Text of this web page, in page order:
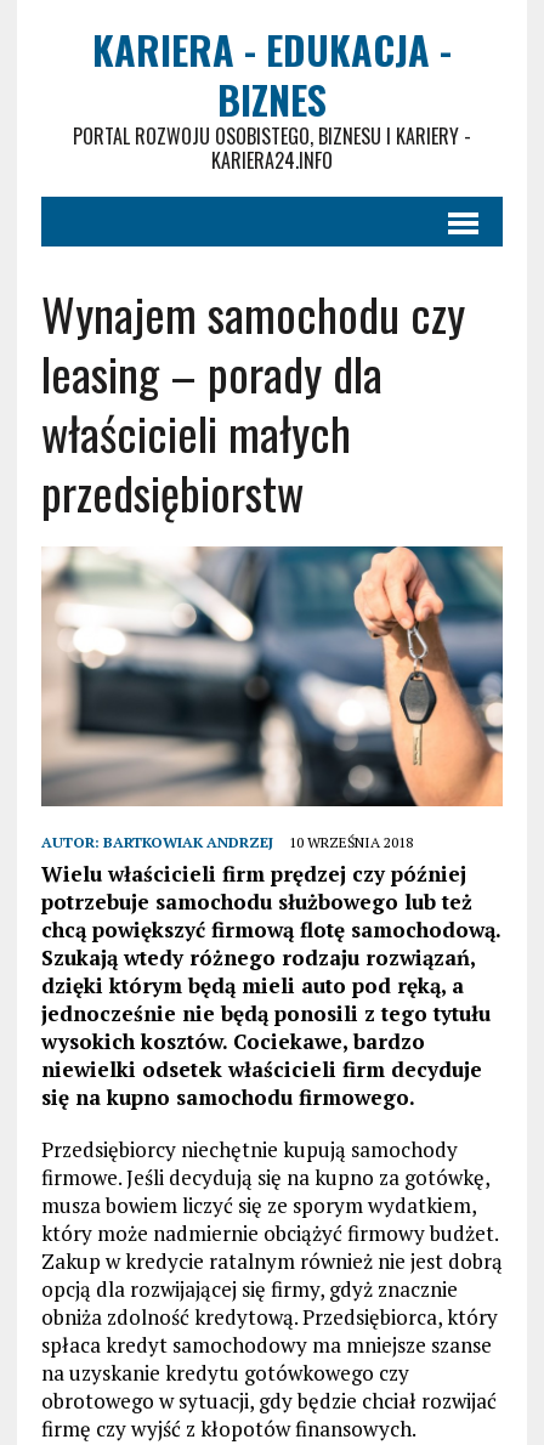
KARIERA - EDUKACJA -
BIZNES
PORTAL ROZWOJU OSOBISTEGO, BIZNESU I KARIERY -
KARIERA24.INFO
Wynajem samochodu czy
leasing – porady dla
właścicieli małych
przedsiębiorstw
AUTOR: BARTKOWIAK ANDRZEJ 10 WRZEŚNIA 2018
Wielu właścicieli firm prędzej czy później
potrzebuje samochodu służbowego lub też
chcą powiększyć firmową flotę samochodową.
Szukają wtedy różnego rodzaju rozwiązań,
dzięki którym będą mieli auto pod ręką, a
jednocześnie nie będą ponosili z tego tytułu
wysokich kosztów. Cociekawe, bardzo
niewielki odsetek właścicieli firm decyduje
się na kupno samochodu firmowego.
Przedsiębiorcy niechętnie kupują samochody
firmowe. Jeśli decydują się na kupno za gotówkę,
musza bowiem liczyć się ze sporym wydatkiem,
który może nadmiernie obciążyć firmowy budżet.
Zakup w kredycie ratalnym również nie jest dobrą
opcją dla rozwijającej się firmy, gdyż znacznie
obniża zdolność kredytową. Przedsiębiorca, który
spłaca kredyt samochodowy ma mniejsze szanse
na uzyskanie kredytu gotówkowego czy
obrotowego w sytuacji, gdy będzie chciał rozwijać
firmę czy wyjść z kłopotów finansowych.